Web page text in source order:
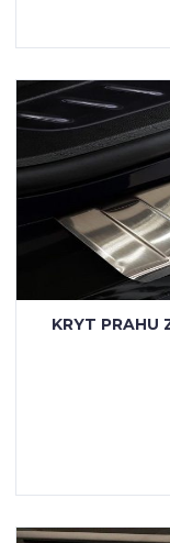
KRYT PRAHU